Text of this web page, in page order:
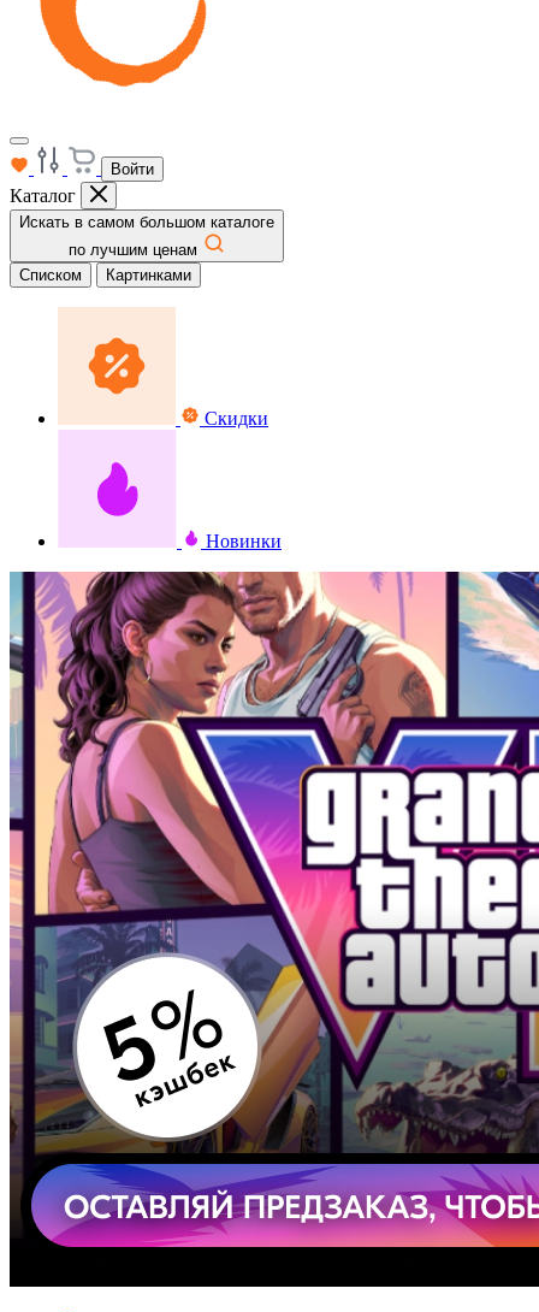
Войти
Каталог
Искать в самом большом каталоге
по лучшим ценам
Списком
Картинками
Скидки
Новинки